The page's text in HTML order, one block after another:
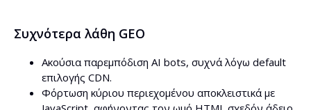
Συχνότερα λάθη GEO
Ακούσια παρεμπόδιση AI bots, συχνά λόγω default
επιλογής CDN.
Φόρτωση κύριου περιεχομένου αποκλειστικά με